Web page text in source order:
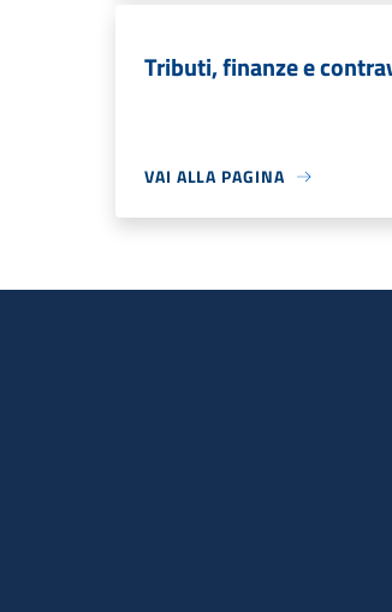
Tributi, finanze e
VAI ALLA PAGINA